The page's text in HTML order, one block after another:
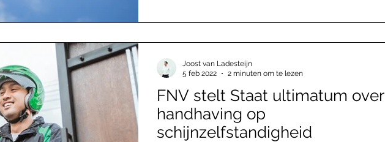
FNV stelt Staat ultimatum over
handhaving op
schijnzelfstandigheid
Joost van Ladesteijn
5 feb 2022
2 minuten om te lezen